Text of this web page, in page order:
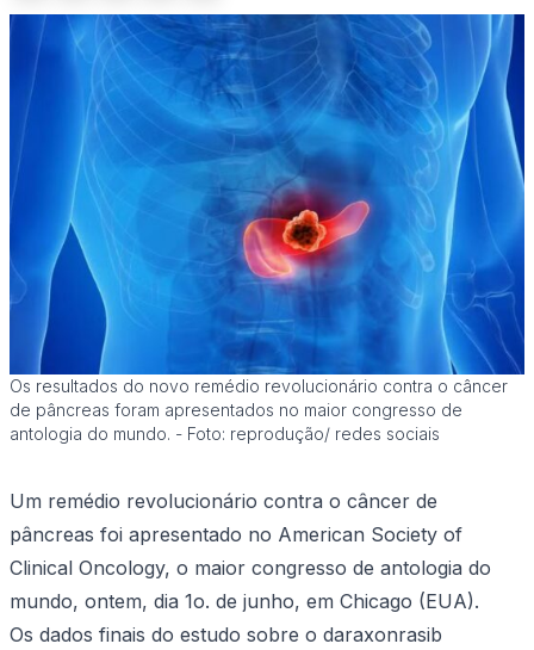
Os resultados do novo remédio revolucionário contra o câncer
de pâncreas foram apresentados no maior congresso de
antologia do mundo. - Foto: reprodução/ redes sociais
Um remédio revolucionário contra o câncer de
pâncreas foi apresentado no American Society of
Clinical Oncology, o maior congresso de antologia do
mundo, ontem, dia 1o. de junho, em Chicago (EUA).
Os dados finais do estudo sobre o daraxonrasib